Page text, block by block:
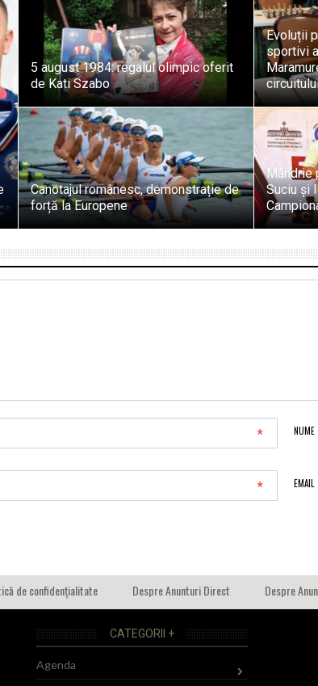
5 august 1984: regalul olimpic oferit
de Kati Szabo
Evoluții
sportivi
Canotajul românesc, demonstrație de
forță la Europene
Mândrie
Suciu și
NUME
*
EMAIL
*
de confidențialitate Despre Anunturi Direct Despre
CATEGORII +
Agenda